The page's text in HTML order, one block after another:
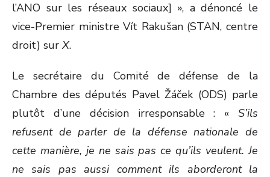
l’ANO sur les réseaux sociaux] », a dénoncé le
vice-Premier ministre Vít Rakušan (STAN, centre
droit) surX.
Le secrétaire du Comité de défense de la
Chambre des députés Pavel Žáček (ODS) parle
plutôt d’une décision irresponsable : « S’ils
refusent de parler de la défense nationale de
cette manière, je ne sais pas ce qu’ils veulent. Je
ne sais pas aussi comment ils aborderont la